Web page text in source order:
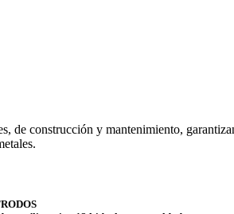
de construcción y mantenimiento,